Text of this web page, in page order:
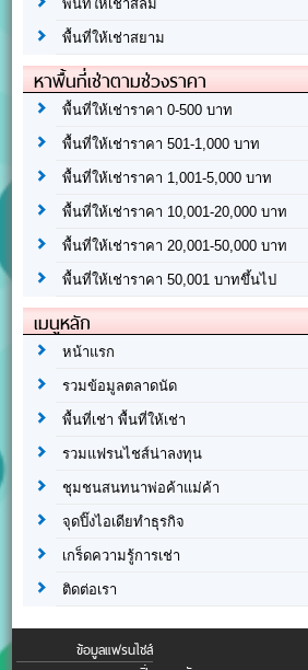
พื้นที่ให้เช่าสีลม
พื้นที่ให้เช่าสยาม
หาพื้นที่เช่าตามช่วงราคา
พื้นที่ให้เช่าราคา 0-500 บาท
พื้นที่ให้เช่าราคา 501-1,000 บาท
พื้นที่ให้เช่าราคา 1,001-5,000 บาท
พื้นที่ให้เช่าราคา 10,001-20,000 บาท
พื้นที่ให้เช่าราคา 20,001-50,000 บาท
พื้นที่ให้เช่าราคา 50,001 บาทขึ้นไป
เมนูหลัก
หน้าแรก
รวมข้อมูลตลาดนัด
พื้นที่เช่า พื้นที่ให้เช่า
รวมแฟรนไชส์น่าลงทุน
ชุมชนสนทนาพ่อค้าแม่ค้า
จุดปิ๊งไอเดียทำธุรกิจ
เกร็ดความรู้การเช่า
ติดต่อเรา
ข้อมูลแฟรนไชส์